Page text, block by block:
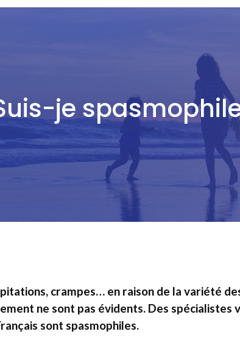
je
crampes… en raison de la variété
ne sont pas évidents. Des spécialistes
sont spasmophiles.